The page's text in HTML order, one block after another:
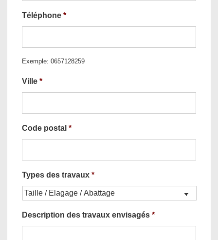
Téléphone *
Exemple: 0657128259
Ville *
Code postal *
Types des travaux *
Description des travaux envisagés *